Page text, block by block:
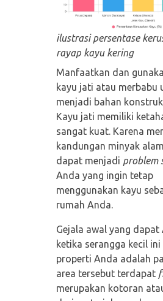
ilustrasi persentase
rayap kayu kering
Manfaatkan dan
kayu jati atau merbabu
menjadi bahan
Kayu jati memiliki
sangat kuat. Karena
kandungan minyak
dapat menjadi problem
Anda yang ingin tetap
menggunakan kayu
rumah Anda.
Gejala awal yang
ketika serangga kecil
properti Anda adalah
area tersebut terdapat
merupakan kotoran